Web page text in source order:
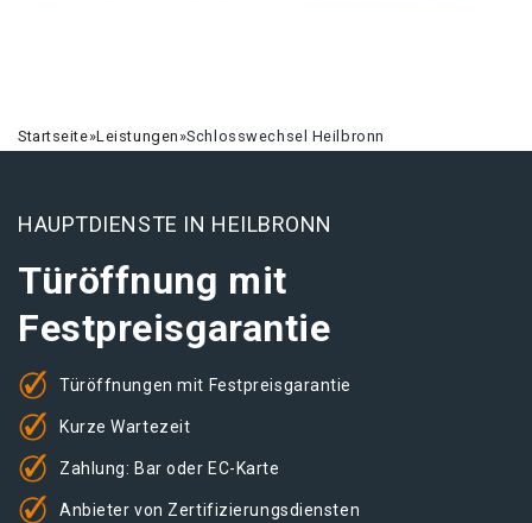
Startseite»Leistungen»Schlosswechsel Heilbronn
HAUPTDIENSTE IN HEILBRONN
Türöffnung mit
Festpreisgarantie
Türöffnungen mit Festpreisgarantie
Kurze Wartezeit
Zahlung: Bar oder EC-Karte
Anbieter von Zertifizierungsdiensten